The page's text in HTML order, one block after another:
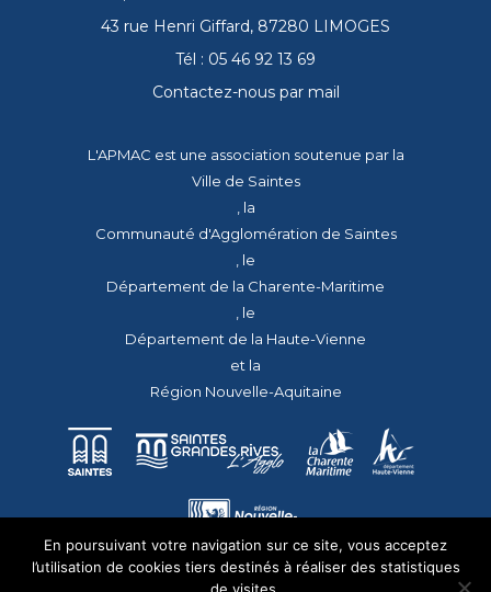
43 rue Henri Giffard, 87280 LIMOGES
Tél : 05 46 92 13 69
Contactez-nous par mail
L'APMAC est une association soutenue par la
Ville de Saintes
, la
Communauté d'Agglomération de Saintes
, le
Département de la Charente-Maritime
, le
Département de la Haute-Vienne
et la
Région Nouvelle-Aquitaine
En poursuivant votre navigation sur ce site, vous acceptez
l’utilisation de cookies tiers destinés à réaliser des statistiques